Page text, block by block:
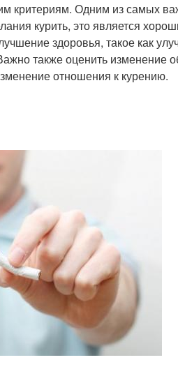
критериям. Одним из самых
курить, это является
здоровья, такое как
также оценить изменение
отношения к курению.